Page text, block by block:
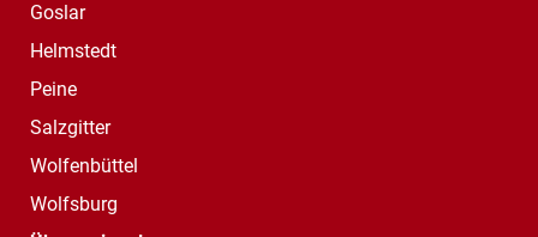
Goslar
Helmstedt
Peine
Salzgitter
Wolfenbüttel
Wolfsburg